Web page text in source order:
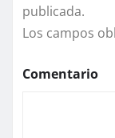
publicada.
Los campos
Comentario